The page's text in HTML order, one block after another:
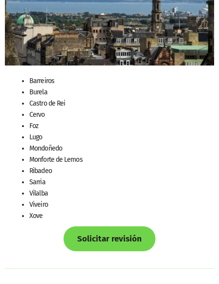
Barreiros
Burela
Castro de Rei
Cervo
Foz
Lugo
Mondoñedo
Monforte de Lemos
Ribadeo
Sarria
Vilalba
Viveiro
Xove
Solicitar revisión